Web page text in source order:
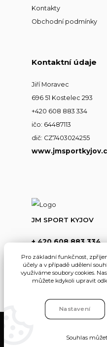
Kontakty
Obchodní podmínky
Kontaktní údaje
Jiří Moravec
696 51 Kostelec 293
+420 608 883 334
ičo: 64487113
dič: CZ7403024255
JM SPORT KYJOV
+ 420 608 883 334
Pro základní funkčnost,
účely a v případě udělení
využíváme soubory cookies.
můžete kdykoli upravit
Nastavení
Souhlas